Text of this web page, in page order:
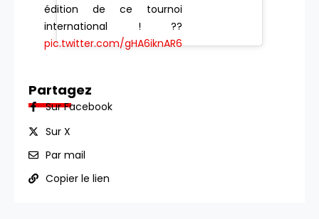
édition de ce tournoi
international ! ??
pic.twitter.com/gHA6iknAR6
Partagez
Sur Facebook
Sur X
Par mail
Copier le lien